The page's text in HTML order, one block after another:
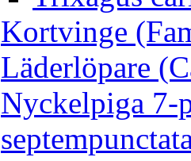
Kortvinge
Läderlöpare
Nyckelpiga 7-